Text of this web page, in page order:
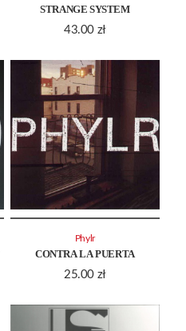
STRANGE SYSTEM
43.00 zł
CONTRA LA PUERTA
25.00 zł
Phylr